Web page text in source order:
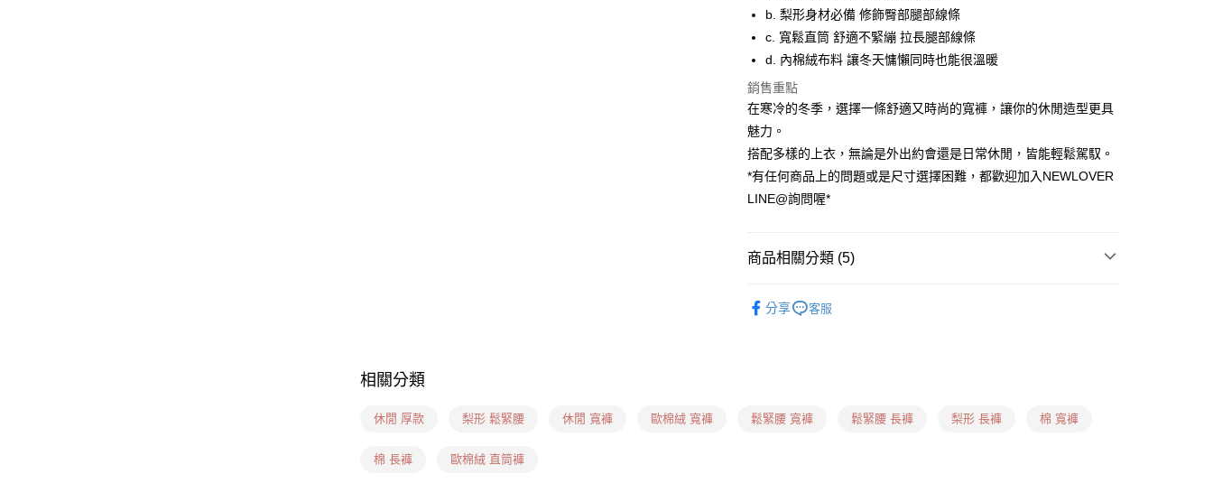
ATM付款
貨到付款
運送方式
貨到付款
每筆NT$60，滿NT$1,599(含以上)免運費
全家(信用卡、多元支付)
7-11(貨到付款)
7-11(信用卡、多元支付)
b. 梨形身材必備 修飾臀部腿部線條
c. 寬鬆直筒 舒適不緊繃 拉長腿部線條
d. 內棉絨布料 讓冬天慵懶同時也能很溫暖
銷售重點
在寒冷的冬季，選擇一條舒適又時尚的寬褲，讓你的休閒造型更具
魅力。
搭配多樣的上衣，無論是外出約會還是日常休閒，皆能輕鬆駕馭。
*有任何商品上的問題或是尺寸選擇困難，都歡迎加入NEWLOVER
LINE@詢問喔*
商品相關分類 (5)
❙ 秋冬專區 ❙
分享 客服
相關分類
休閒 厚款 梨形 鬆緊腰 休閒 寬褲 歐棉絨 寬褲 鬆緊腰 寬褲 鬆緊腰 長褲 梨形 長褲 棉 寬褲
棉 長褲 歐棉絨 直筒褲